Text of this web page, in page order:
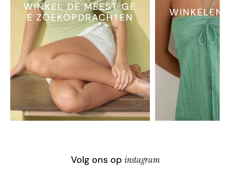
WINKEL DE MEEST GE
E ZOEKOPDRACHTEN
WINKELEN
Volg ons op instagram